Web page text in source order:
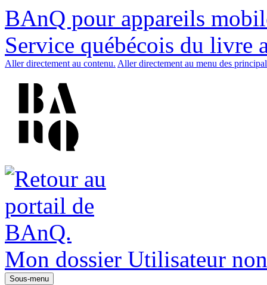
BAnQ pour appareils
Service québécois du livre
Aller directement au contenu. Aller directement au menu des
Mon dossier Utilisateur
Sous-menu